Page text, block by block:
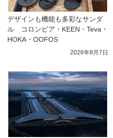
デザインも機能も多彩なサンダ
ル　コロンビア・KEEN・Teva・
HOKA・OOFOS
2026年8月7日